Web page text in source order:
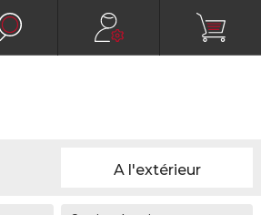
A l'extérieur